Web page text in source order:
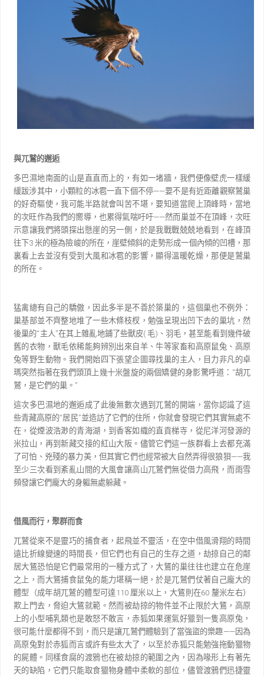
與兀鷲的邂逅
多巴濕地南面的山是直直而上的，有如一堵牆，我們便像壁虎一樣緩
緩跋涉其中，小顆粒的冰雹一直 下個不停——要不是有近距離觀察鷲巢
的好奇驅使，我可能半路就會叫苦不堪，要知道當爬上頂峰時，當地
的次旺作為我們的嚮導，也累得氣喘吁吁——然而巢並不在頂峰，次旺
示意讓我們將頭探出懸崖的另一側，於是我戰戰兢兢地看到，在峰頂
往下3米的極為險峻的所在，崖壁傾斜的走勢形成一個內傾的凹槽，那
裏看上去並沒有受到大風和冰雹的影響，顯得溫暖乾燥，那便是鷲巢
的所在。
猛禽總有自己的驕傲，因此多半是不善於築巢的，這個巢也不例外：
巢基部並不齊整地堆了一些木條枝杈，勉強呈現出凹下去的巢坑，然
後巢的“主人”在其上雜亂地鋪了些獸皮( 毛) 、羽毛，甚至能看到幾件破
舊的衣物，獸毛依稀能夠辨別出來自羊、牛等家畜和高原鼠兔、高原
兔等野生動物。我們開始四下張望企圖尋找巢的主人，目力非凡的卓
瑪突然指著在我們頭頂上幾十米盤旋的兩個矯健的身影驚呼道： “胡 兀
鷲，是它們的巢。 ”
這次多巴濕地的邂逅成了此後無數次遇到兀鷲的開端，當你認識了這
些青藏高原的“居民”並造訪了它們的住所，你就會發現它們其實無處不
在，從煙波浩渺的青海湖，到香客如織的直貢梯寺，從尼洋河發源的
米拉山，再到新藏交接的紅山大阪。儘管它們這一族群看上去都充滿
了可怕、兇殘的暴力美，但其實它們也經常被大自然弄得很狼狽——我
至少三次看到紊亂山間的大風會讓高山兀鷲們無從借力高飛，而雨雪
頻發讓它們龐大的身軀無處躲藏。
借風而行，聚群而食
兀鷲從來不是靈巧的捕食者，起飛並不靈活，在空中借風滑翔的時間
遠比折線變速的時間長，但它們也有自己的生存之道，劫掠自己的鄰
居大鵟恐怕是它們最常用的一種方式了，大鵟的巢往往也建立在危崖
之上，而大鵟捕食鼠兔的能力堪稱一絕，於是兀鷲們仗著自己龐大的
體型（成年胡兀鷲的體型可達110 厘米以上，大鵟則在60 釐米左右）
欺上門去，脅迫大鵟就範。然而被劫掠的物件並不止限於大鵟，高原
上的小型哺乳類也是敢怒不敢言，赤狐如果運氣好獵到一隻高原兔，
很可能什麼都得不到，而只是讓兀鷲們體驗到了當強盜的樂趣——因為
高原兔對於赤狐而言或許有些太大了，以至於赤狐只能勉強拖動獵物
的屍體。同樣食腐的渡鴉也在被劫掠的範圍之內，因為喙形上有著先
天的缺陷，它們只能取食獵物身體中柔軟的部位，儘管渡鴉們迅捷靈